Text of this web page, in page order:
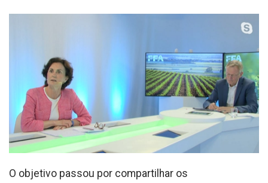
O objetivo passou por compartilhar os